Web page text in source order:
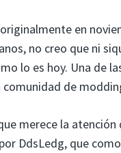
en
no creo que ni
lo es hoy. Una de
comunidad de
merece la
DdsLedg, que